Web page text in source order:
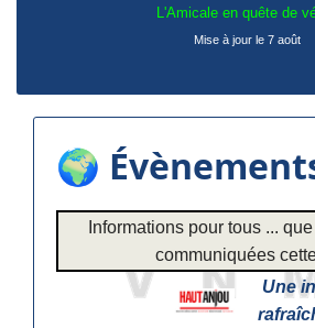
L'Amicale en quête de
Mise à jour le 7 août
🌍
Informations pour tous ...
communiquées
Une